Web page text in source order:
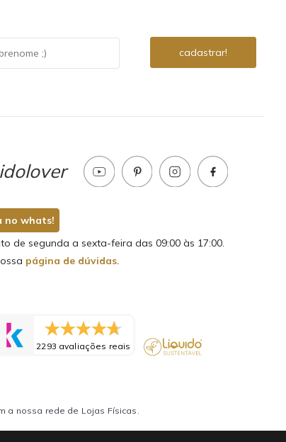
no whats!
de segunda a sexta-feira das 09:00 às 17:00.
página de dúvidas.
2293 avaliações reais
a nossa rede de Lojas Físicas.